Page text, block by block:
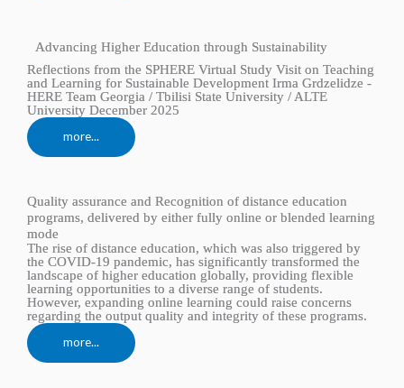
Advancing Higher Education through Sustainability
Reflections from the SPHERE Virtual Study Visit on Teaching
and Learning for Sustainable Development Irma Grdzelidze -
HERE Team Georgia / Tbilisi State University / ALTE
University December 2025
more...
Quality assurance and Recognition of distance education
programs, delivered by either fully online or blended learning
mode
The rise of distance education, which was also triggered by
the COVID-19 pandemic, has significantly transformed the
landscape of higher education globally, providing flexible
learning opportunities to a diverse range of students.
However, expanding online learning could raise concerns
regarding the output quality and integrity of these programs.
more...